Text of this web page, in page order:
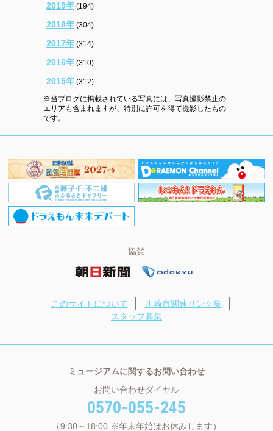
2019年 (194)
2018年 (304)
2017年 (314)
2016年 (310)
2015年 (312)
※当ブログに掲載されている写真には、写真撮影禁止の
エリアも含まれますが、特別に許可を得て撮影したもの
です。
協賛
このサイトについて
川崎市関連リンク集
スタッフ募集
ミュージアムに関するお問い合わせ
お問い合わせダイヤル
0570-055-245
（9:30～18:00 ※年末年始はお休みします）